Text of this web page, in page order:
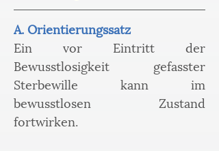
A. Orientierungssatz
Ein vor Eintritt der
Bewusstlosigkeit gefasster
Sterbewille kann im
bewusstlosen Zustand
fortwirken.